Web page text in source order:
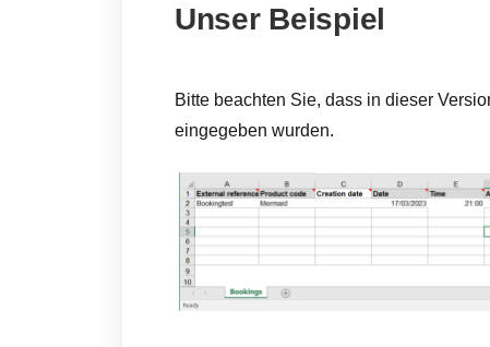
Unser Beispiel
Bitte beachten Sie, dass in dieser
eingegeben wurden.